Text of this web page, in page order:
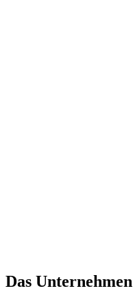
Das Unternehmen